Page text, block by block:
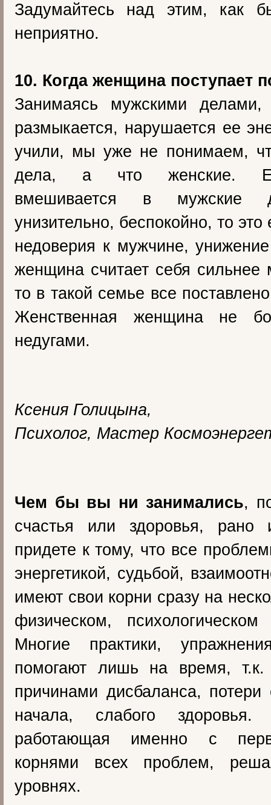
Задумайтесь над этим, как
неприятно.
10. Когда женщина поступает
Занимаясь мужскими
размыкается, нарушается ее
учили, мы уже не понимаем,
дела, а что женские.
вмешивается в мужские
унизительно, беспокойно, то это
недоверия к мужчине,
женщина считает себя сильнее
то в такой семье все
Женственная женщина не
недугами.
Ксения Голицына,
Психолог, Мастер
Чем бы вы ни занимались,
счастья или здоровья,
придете к тому, что все
энергетикой, судьбой,
имеют свои корни сразу на
физическом,
Многие практики,
помогают лишь на время,
причинами дисбаланса, потери
начала, слабого здоровья.
работающая именно с
корнями всех проблем,
уровнях.